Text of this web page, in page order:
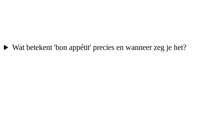
Wat betekent 'bon appétit' precies en wanneer zeg je het?